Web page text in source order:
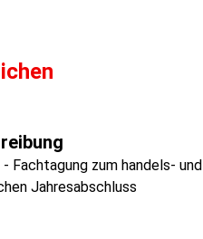
Fachtagung zum handels- und
Jahresabschluss